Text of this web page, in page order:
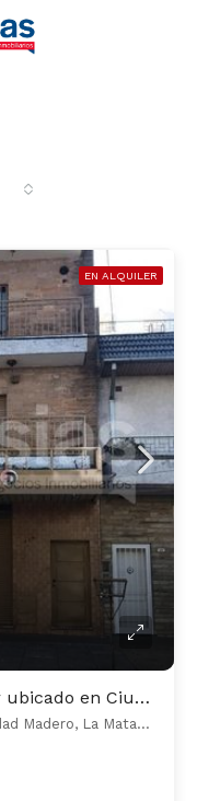
EN ALQUILER
Local comercial en alquiler ubicado en Ciudad Madero
Avenida Velez Sarsfield 908, Ciudad Madero, La Matanza